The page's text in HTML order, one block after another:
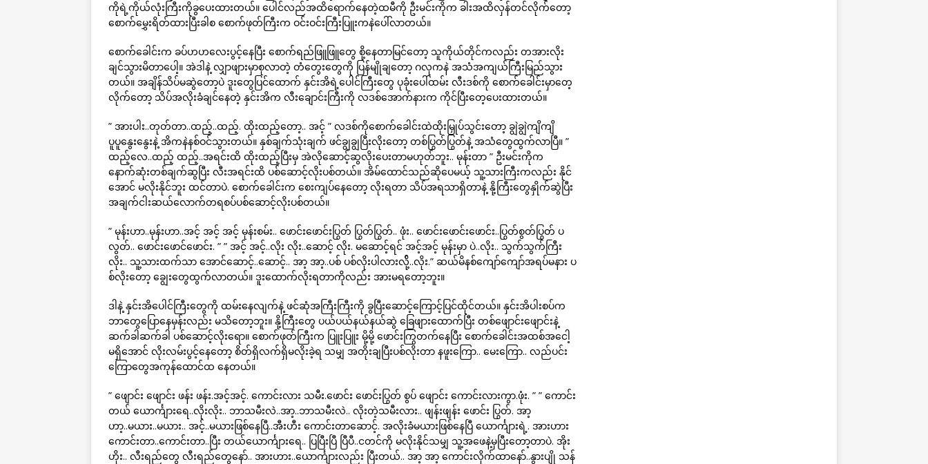
ကိုရဲ့ကိုယ်လုံးကြီးကိုခွပေးထားတယ်။ ပေါင်လည်အထိရောက်နေတဲ့ထမီကို ဦးမင်းကိုက ခါးအထိလှန်တင်လိုက်တော့
စောက်မွှေးရိတ်ထားပြီးခါစ စောက်ဖုတ်ကြီးက ဝင်းဝင်းကြီးပြူးကနဲပေါ်လာတယ်။
စောက်ခေါင်းက ခပ်ဟဟလေးပွင့်နေပြီး စောက်ရည်ဖြူဖြူတွေ စို့နေတာမြင်တော့ သူကိုယ်တိုင်ကလည်း တအားလိုး
ချင်သွားမိတာပေါ့။ အဲဒါနဲ့ လျှာဖျားမှာစုလာတဲ့ တံတွေးတွေကို ပြန်မျိုချတော့ ဂလုကနဲ အသံအကျယ်ကြီးမြည်သွား
တယ်။ အချိန်သိပ်မဆွဲတော့ပဲ ဒူးတွေပြင်ထောက် နှင်းအိရဲ့ပေါင်ကြီးတွေ ပုခုံးပေါ်ထမ်း လီးဒစ်ကို စောက်ခေါင်းမှာတေ့
လိုက်တော့ သိပ်အလိုးခံချင်နေတဲ့ နှင်းအိက လီးချောင်းကြီးကို လဒစ်အောက်နားက ကိုင်ပြီးတေ့ပေးထားတယ်။
” အားပါး..တုတ်တာ..ထည့်..ထည့်. ထိုးထည့်တော့.. အင့် ” လဒစ်ကိုစောက်ခေါင်းထဲထိုးမြှုပ်သွင်းတော့ ချွဲချွဲကျိကျိ
ပူပူနွေးနွေးနဲ့ အိကနဲနစ်ဝင်သွားတယ်။ နှစ်ချက်သုံးချက် ဖင်ချွချွပြီးလိုးတော့ တစ်ပြွတ်ပြွတ်နဲ့ အသံတွေထွက်လာပြီ။ ”
ထည့်လေ..ထည့် ထည့်..အရင်းထိ ထိုးထည့်ပြီးမှ အဲလိုဆောင့်ဆွလိုးပေးတာမဟုတ်ဘူး.. မုန်းတာ ” ဦးမင်းကိုက
နောက်ဆုံးတစ်ချက်ဆွပြီး လီးအရင်းထိ ပစ်ဆောင့်လိုးပစ်တယ်။ အိမ်ထောင်သည်ဆိုပေမယ့် သူ့သားကြီးကလည်း နိုင်
အောင် မလိုးနိုင်ဘူး ထင်တာပဲ. စောက်ခေါင်းက စေးကျပ်နေတော့ လိုးရတာ သိပ်အရသာရှိတာနဲ့ နို့ကြီးတွေနှိုက်ဆွဲပြီး
အချက်ငါးဆယ်လောက်တရစပ်ပစ်ဆောင့်လိုးပစ်တယ်။
” မုန်းဟာ..မုန်းဟာ..အင့် အင့် အင့် မုန်းစမ်း.. ဖောင်းဖောင်းပြွတ် ပြွတ်ပြွတ်.. ဖုံး.. ဖောင်းဖောင်းဖောင်း..ပြွတ်စွတ်ပြွတ် ပ
လွတ်.. ဖောင်းဖောင်ဖောင်း. ” ” အင့် အင့်..လိုး လိုး..ဆောင့် လိုး. မဆောင့်ရင် အင့်အင့် မုန်းမှာ ပဲ..လိုး.. သွက်သွက်ကြီး
လိုး.. သူ့သားထက်သာ အောင်ဆောင့်..ဆောင့်.. အာ့ အာ့..ပစ် ပစ်လိုးပါလားလို့်..လိုး.” ဆယ်မိနစ်ကျော်ကျော်အရပ်မနား ပ
စ်လိုးတော့ ချွေးတွေထွက်လာတယ်။ ဒူးထောက်လိုးရတာကိုလည်း အားမရတော့ဘူး။
ဒါနဲ့ နှင်းအိပေါင်ကြီးတွေကို ထမ်းနေလျက်နဲ့ ဖင်ဆုံအကြီးကြီးကို ခွပြီးဆောင့်ကြောင့်ပြင်ထိုင်တယ်။ နှင်းအိပါးစပ်က
ဘာတွေပြောနေမှန်းလည်း မသိတော့ဘူး။ နို့ကြီးတွေ ပယ်ပယ်နယ်နယ်ဆွဲ ခြေဖျားထောက်ပြီး တစ်ဖျောင်းဖျောင်းနဲ့
ဆက်ခါဆက်ခါ ပစ်ဆောင့်လိုးရော။ စောက်ဖုတ်ကြီးက ပြူးပြူး မို့မို့ ဖောင်းကြွတက်နေပြီး စောက်ခေါင်းအထစ်အငေါ့
မရှိအောင် လိုးလမ်းပွင့်နေတော့ စိတ်ရှိလက်ရှိမလိုးခဲ့ရ သမျှ အတိုးချပြီးပစ်လိုးတာ နဖူးကြော.. မေးကြော.. လည်ပင်း
ကြောတွေအကုန်ထောင်ထ နေတယ်။
” ဖျောင်း ဖျောင်း ဖန်း ဖန်း.အင့်အင့်. ကောင်းလား သမီး.ဖောင်း ဖောင်းပြွတ် စွပ် ဖျောင်း ကောင်းလားကွာ.ဖုံး. ” ” ကောင်း
တယ် ယောင်္ကျားရေ..လိုးလိုး.. ဘာသမီးလဲ..အာ့..ဘာသမီးလဲ.. လိုးတဲ့သမီးလား.. ဖျန်းဖျန်း ဖောင်း ပြွတ်. အာ့
ဟာ့..မယား..မယား.. အင့်..မယားဖြစ်နေပြီ..အီးဟီး ကောင်းတာဆောင့်. အလိုးခံမယားဖြစ်နေပြီ ယောင်္ကျားရဲ့. အားဟား
ကောင်းတာ..ကောင်းတာ..ပြီး တယ်ယောင်္ကျားရေ.. ပြပြီးပြီ ပြီပီ..ငတင်ကို မလိုးနိုင်သမျှ သူ့အဖေနဲ့မှပြီးတော့တာပဲ. အိုး
ဟိုး.. လီးရည်တွေ လီးရည်တွေနော်.. အားဟား..ယောင်္ကျားလည်း ပြီးတယ်.. အာ့ အာ့ ကောင်းလိုက်ထာနော်..နွားပျို သန်